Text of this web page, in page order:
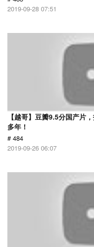
2019-09-28 07:51
【越哥】豆瓣9.5分国产片
多年！
# 484
2019-09-26 06:07